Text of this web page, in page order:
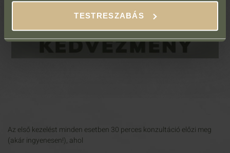
TESTRESZABÁS
Az első kezelést minden esetben 30 perces konzultáció előzi meg
(akár ingyenesen!), ahol